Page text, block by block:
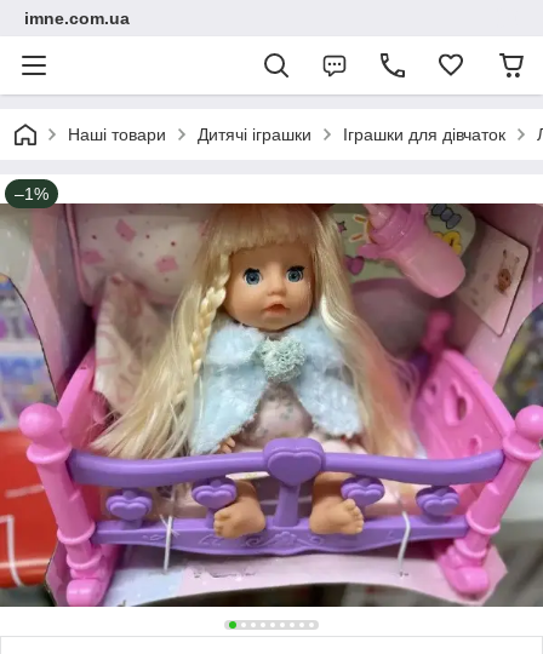
imne.com.ua
Наші товари Дитячі іграшки Іграшки для дівчаток
–1%